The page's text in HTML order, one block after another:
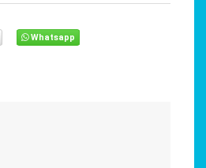
Whatsapp